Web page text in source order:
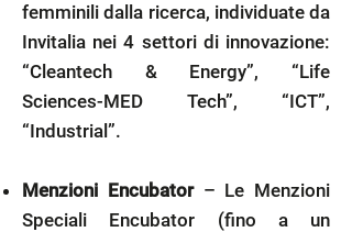
femminili dalla ricerca, individuate da
Invitalia nei 4 settori di innovazione:
“Cleantech & Energy”, “Life
Sciences-MED Tech”, “ICT”,
“Industrial”.
Menzioni Encubator – Le Menzioni
Speciali Encubator (fino a un